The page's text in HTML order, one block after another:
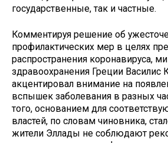
государственные, так и частные.
Комментируя решение об
профилактических мер в целях
распространения коронавируса,
здравоохранения Греции Василис
акцентировал внимание на
вспышек заболевания в разных
того, основанием для
властей, по словам чиновника,
жители Эллады не соблюдают